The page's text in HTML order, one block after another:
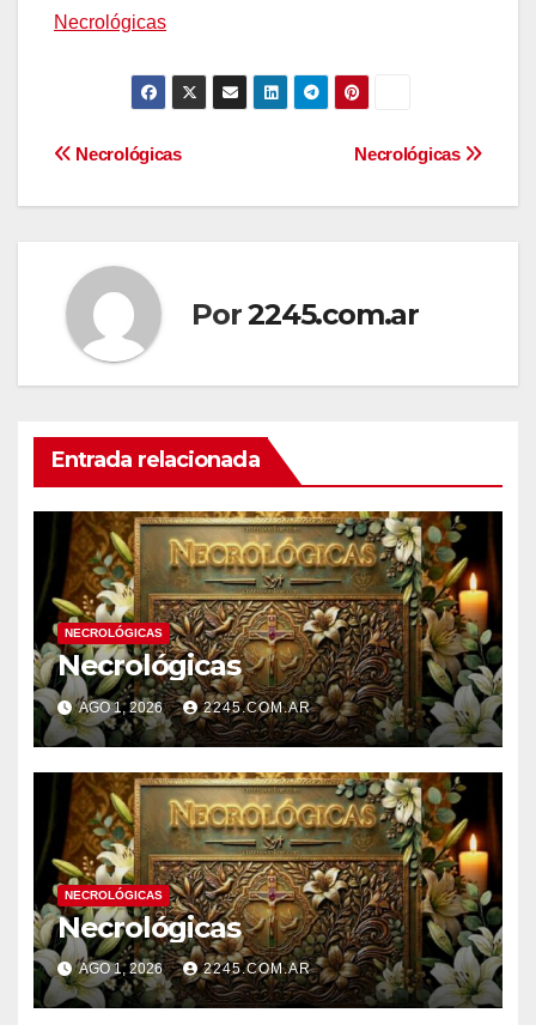
Necrológicas
Navegación
de
entradas
Necrológicas
Necrológicas
Por2245.com.ar
Entrada relacionada
NECROLÓGICAS
Necrológicas
AGO 1, 2026 2245.COM.AR
NECROLÓGICAS
Necrológicas
AGO 1, 2026 2245.COM.AR